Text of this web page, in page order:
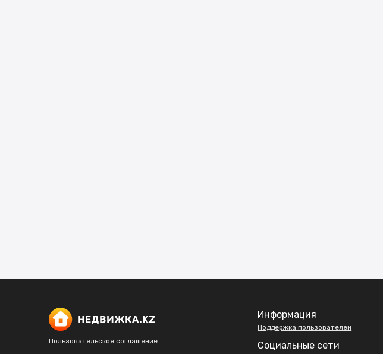
Пользовательское соглашение
Информация
Поддержка пользователей
Социальные сети